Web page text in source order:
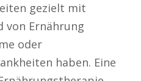
gezielt mit
von Ernährung
oder
haben. Eine